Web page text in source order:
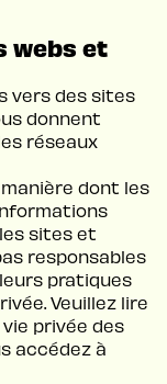
webs et
vers des sites
donnent
réseaux
dont les
sites et
responsables
pratiques
Veuillez lire
privée des
accédez à